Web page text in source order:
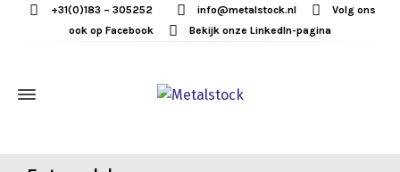
+31(0)183 – 305252 info@metalstock.nl
Volg ons
ook op Facebook
Bekijk onze LinkedIn-pagina